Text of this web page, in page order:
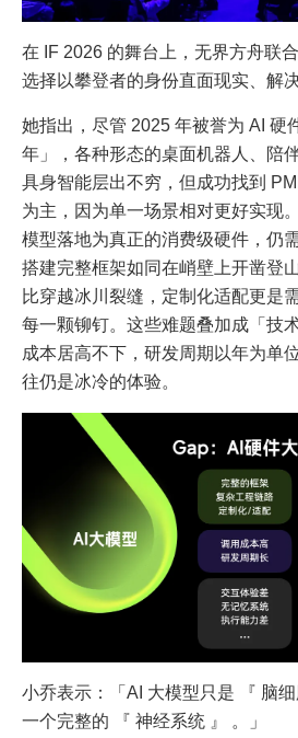
在 IF 2026 的舞台上，无界方舟联
选择以攀登者的身份直面现实、解
她指出，尽管 2025 年被誉为 AI 硬
年」，各种形态的桌面机器人、陪
具身智能层出不穷，但成功找到
为主，因为单一场景相对更好实现
模型落地为真正的消费级硬件，仍
搭建完整框架如同在峭壁上开凿登
比穿越冰川裂缝，定制化适配更是
每一颗铆钉。这些难题叠加成「
成本居高不下，研发周期以年为单
往仍是冰冷的体验。
小乔表示：「AI 大模型只是 『 脑
一个完整的 『 神经系统 』 。」